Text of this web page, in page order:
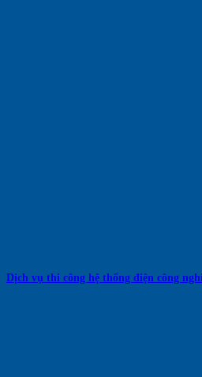
Dịch vụ thi công hệ thống điện công